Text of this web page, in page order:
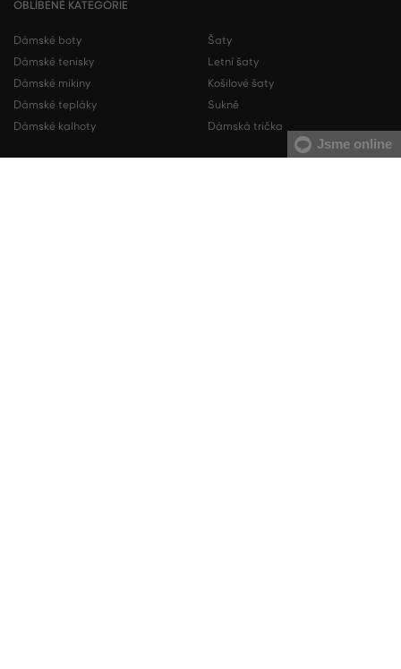
OBLÍBENÉ KATEGORIE
Dámské boty
Dámské tenisky
Dámské mikiny
Dámské tepláky
Dámské kalhoty
Šaty
Letní šaty
Košilové šaty
Sukně
Dámská trička
Jsme online